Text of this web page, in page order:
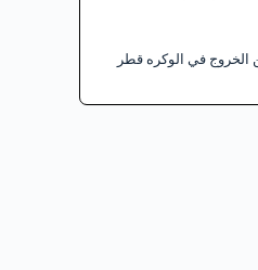
الخروج في الوكره قطر